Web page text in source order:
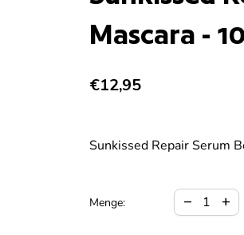
Mascara -
Regulärer Preis
€12,95
Sunkissed Repair Serum
Menge: remove add